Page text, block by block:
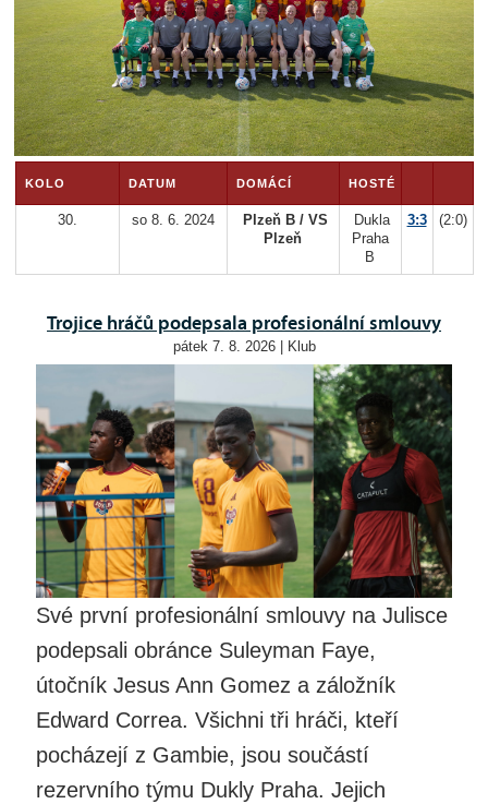
KOLO DATUM DOMÁCÍ HOSTÉ
30. so 8. 6. 2024
Plzeň B / VS
Plzeň
Dukla
Praha
B
3:3 (2:0)
Trojice hráčů podepsala profesionální smlouvy
pátek 7. 8. 2026 | Klub
Své první profesionální smlouvy na Julisce
podepsali obránce Suleyman Faye,
útočník Jesus Ann Gomez a záložník
Edward Correa. Všichni tři hráči, kteří
pocházejí z Gambie, jsou součástí
rezervního týmu Dukly Praha. Jejich